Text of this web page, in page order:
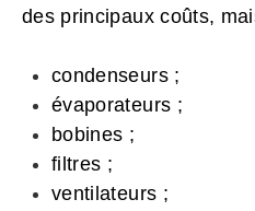
des principaux coûts,
condenseurs ;
évaporateurs ;
bobines ;
filtres ;
ventilateurs ;